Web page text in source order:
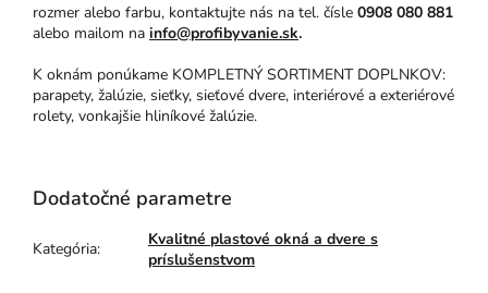
rozmer alebo farbu, kontaktujte nás na tel. čísle 0908 080 881
alebo mailom na info@profibyvanie.sk.
K oknám ponúkame KOMPLETNÝ SORTIMENT DOPLNKOV:
parapety, žalúzie, sieťky, sieťové dvere, interiérové a exteriérové
rolety, vonkajšie hliníkové žalúzie.
Dodatočné parametre
Kategória:
Kvalitné plastové okná a dvere s
príslušenstvom